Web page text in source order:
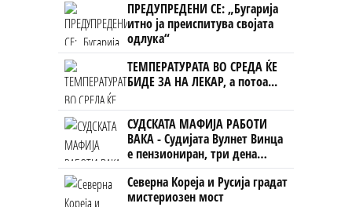
ништо, освен за кеш
ПРЕДУПРЕДЕНИ СЕ: „Бугарија
итно ја преиспитува својата
одлука“
ТЕМПЕРАТУРАТА ВО СРЕДА ЌЕ
БИДЕ ЗА НА ЛЕКАР, а потоа...
СУДСКАТА МАФИЈА РАБОТИ
ВАКА - Судијата Вулнет Винца
е пензиониран, три дена
откако му го врати пасошот
на бизнисменот Марковски
Северна Кореја и Русија градат
мистериозен мост